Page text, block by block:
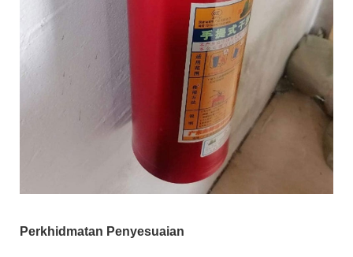
Perkhidmatan Penyesuaian